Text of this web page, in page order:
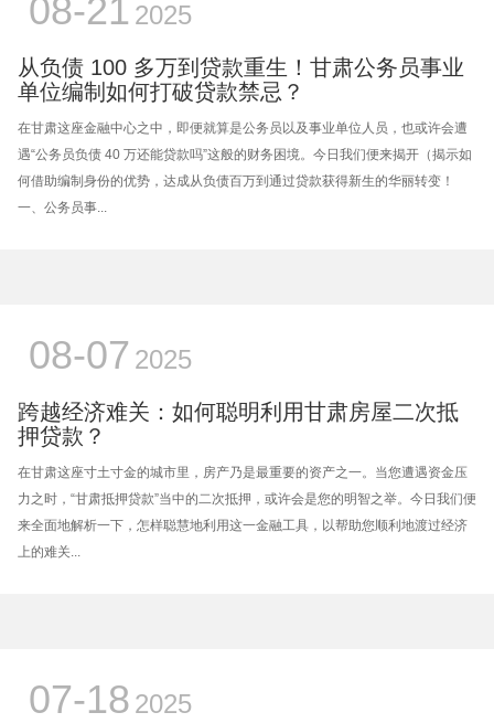
08-21 2025
从负债 100 多万到贷款重生！甘肃公务员事业
单位编制如何打破贷款禁忌？
在甘肃这座金融中心之中，即便就算是公务员以及事业单位人员，也或许会遭
遇“公务员负债 40 万还能贷款吗”这般的财务困境。今日我们便来揭开（揭示如
何借助编制身份的优势，达成从负债百万到通过贷款获得新生的华丽转变！
一、公务员事...
08-07 2025
跨越经济难关：如何聪明利用甘肃房屋二次抵
押贷款？
在甘肃这座寸土寸金的城市里，房产乃是最重要的资产之一。当您遭遇资金压
力之时，“甘肃抵押贷款”当中的二次抵押，或许会是您的明智之举。今日我们便
来全面地解析一下，怎样聪慧地利用这一金融工具，以帮助您顺利地渡过经济
上的难关...
07-18 2025